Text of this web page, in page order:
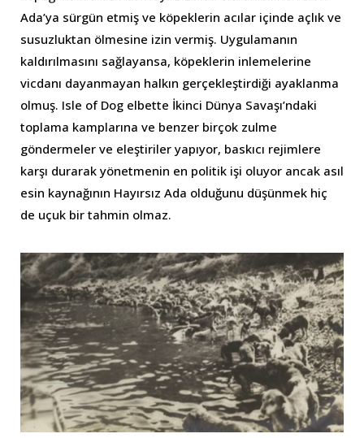
Ada’ya sürgün etmiş ve köpeklerin acılar içinde açlık ve
susuzluktan ölmesine izin vermiş. Uygulamanın
kaldırılmasını sağlayansa, köpeklerin inlemelerine
vicdanı dayanmayan halkın gerçekleştirdiği ayaklanma
olmuş. Isle of Dog elbette İkinci Dünya Savaşı’ndaki
toplama kamplarına ve benzer birçok zulme
göndermeler ve eleştiriler yapıyor, baskıcı rejimlere
karşı durarak yönetmenin en politik işi oluyor ancak asıl
esin kaynağının Hayırsız Ada olduğunu düşünmek hiç
de uçuk bir tahmin olmaz.